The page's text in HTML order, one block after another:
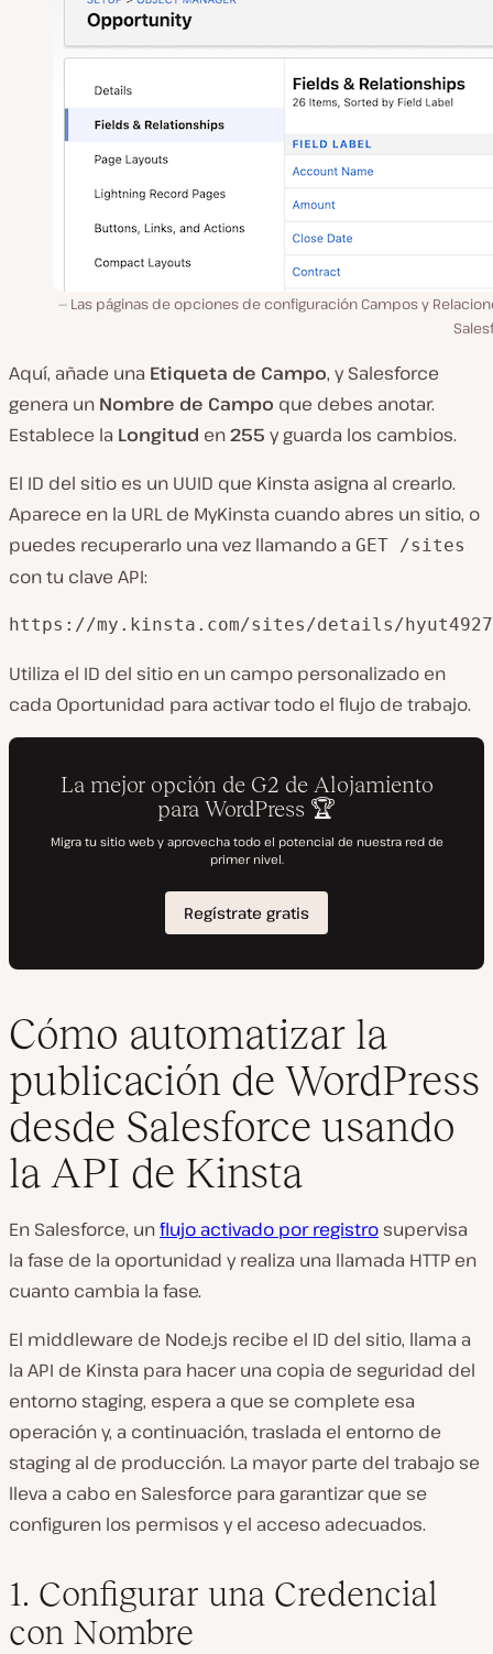
Las páginas de opciones de configuración Campos y
Aquí, añade una Etiqueta de Campo, y Salesforce
genera un Nombre de Campo que debes anotar.
Establece la Longitud en255 y guarda los cambios.
El ID del sitio es un UUID que Kinsta asigna al crearlo.
Aparece en la URL de MyKinsta cuando abres un sitio, o
puedes recuperarlo una vez llamando a GET /sites
con tu clave API:
Utiliza el ID del sitio en un campo personalizado en
cada Oportunidad para activar todo el flujo de trabajo.
Cómo automatizar la
publicación de WordPress
desde Salesforce usando
la API de Kinsta
En Salesforce, unflujo activado por registro supervisa
la fase de la oportunidad y realiza una llamada HTTP en
cuanto cambia la fase.
El middleware de Node.js recibe el ID del sitio, llama a
la API de Kinsta para hacer una copia de seguridad del
entorno staging, espera a que se complete esa
operación y, a continuación, traslada el entorno de
staging al de producción. La mayor parte del trabajo se
lleva a cabo en Salesforce para garantizar que se
configuren los permisos y el acceso adecuados.
1. Configurar una Credencial
con Nombre